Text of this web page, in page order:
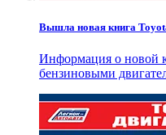
Вышла новая книга
Информация о новой
бензиновыми